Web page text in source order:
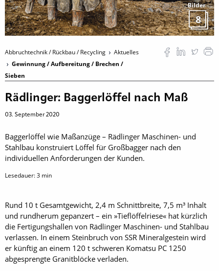
Bilder
8
Abbruchtechnik / Rückbau / Recycling
Aktuelles
Gewinnung / Aufbereitung / Brechen /
Sieben
Rädlinger: Baggerlöffel nach Maß
03. September 2020
Baggerlöffel wie Maßanzüge – Rädlinger Maschinen- und
Stahlbau konstruiert Löffel für Großbagger nach den
individuellen Anforderungen der Kunden.
Lesedauer:3 min
Rund 10 t Gesamtgewicht, 2,4 m Schnittbreite, 7,5 m³ Inhalt
und rundherum gepanzert – ein »Tieflöffelriese« hat kürzlich
die Fertigungshallen von Rädlinger Maschinen- und Stahlbau
verlassen. In einem Steinbruch von SSR Mineralgestein wird
er künftig an einem 120 t schweren Komatsu PC 1250
abgesprengte Granitblöcke verladen.